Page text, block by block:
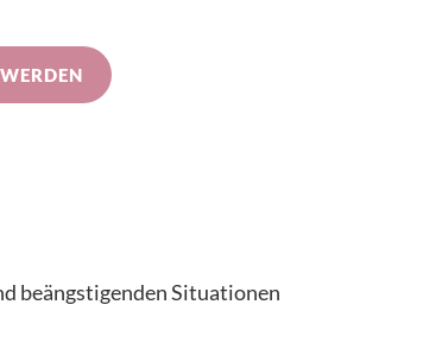
beängstigenden Situationen